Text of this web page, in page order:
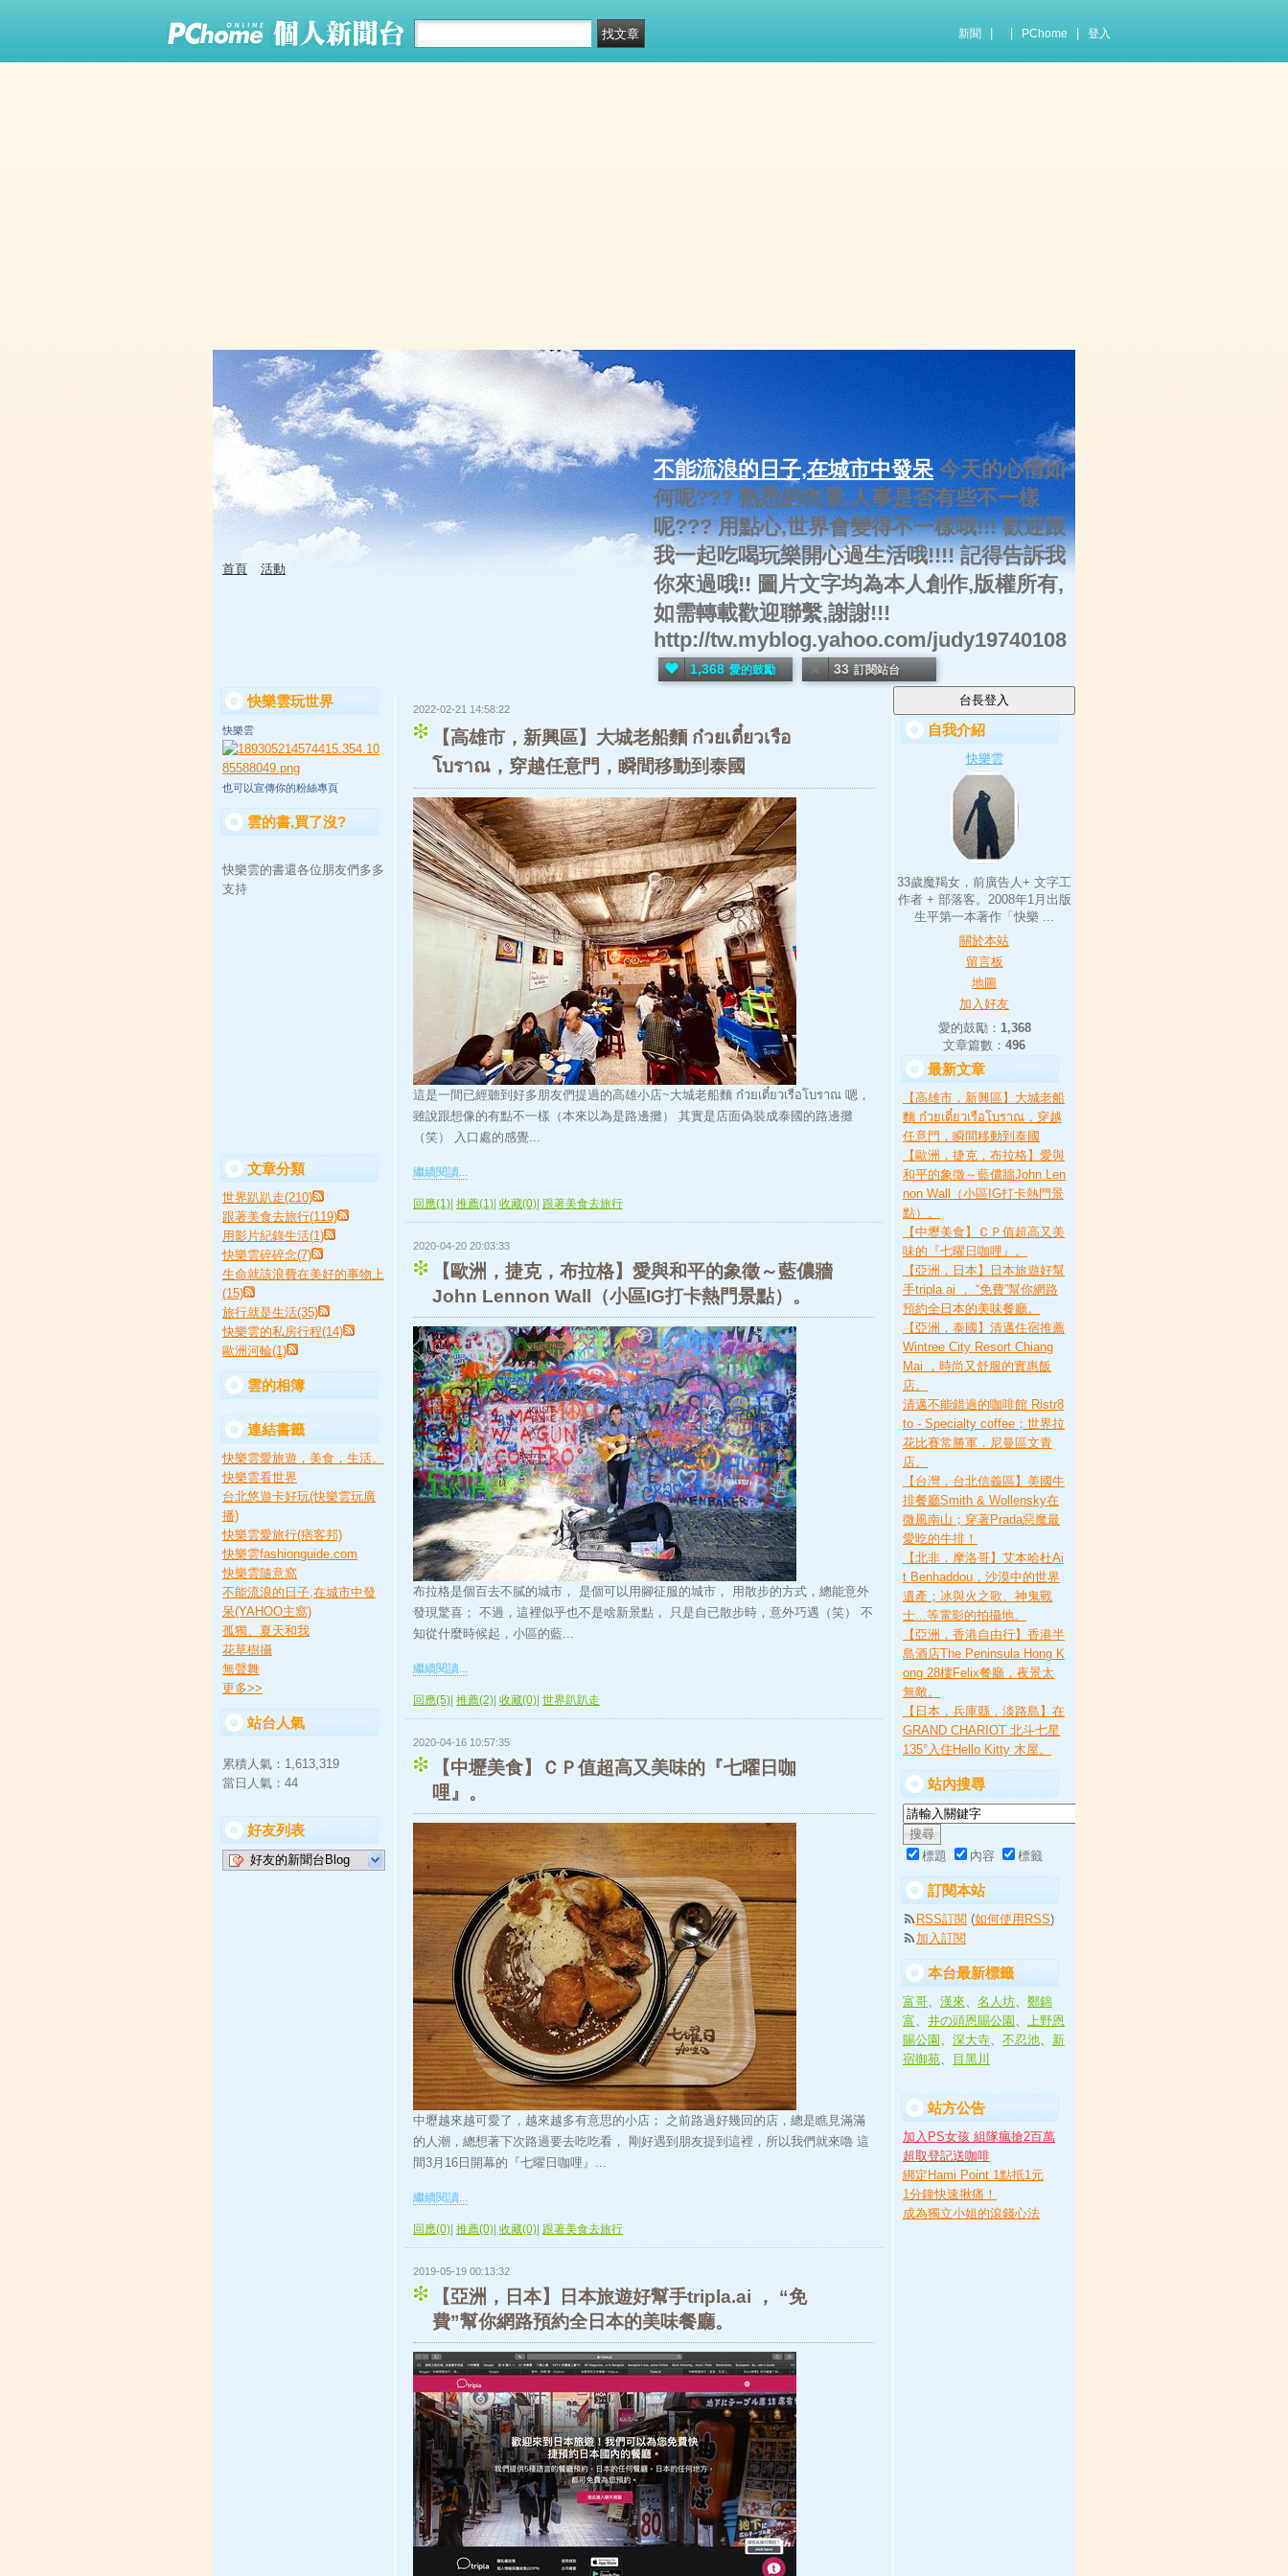
新聞 PChome 登入
不能流浪的日子,在城市中發呆 今天的心情如
何呢??? 熟悉的街景.人事是否有些不一樣
呢??? 用點心,世界會變得不一樣哦!!! 歡迎跟
我一起吃喝玩樂開心過生活哦!!!! 記得告訴我
你來過哦!! 圖片文字均為本人創作,版權所有,
如需轉載歡迎聯繫,謝謝!!!
http://tw.myblog.yahoo.com/judy19740108
1,368 愛的鼓勵 33 訂閱站台
首頁 活動
2022-02-21 14:58:22
【高雄市，新興區】大城老船麵 ก๋วยเตี๋ยวเรือ
โบราณ，穿越任意門，瞬間移動到泰國
這是一間已經聽到好多朋友們提過的高雄小店~大城老船麵 ก๋วยเตี๋ยวเรือโบราณ 嗯，
雖說跟想像的有點不一樣（本來以為是路邊攤） 其實是店面偽裝成泰國的路邊攤
（笑） 入口處的感覺...
繼續閱讀...
回應(1) 推薦(1) 收藏(0) 跟著美食去旅行
2020-04-20 20:03:33
【歐洲，捷克，布拉格】愛與和平的象徵～藍儂牆
John Lennon Wall（小區IG打卡熱門景點）。
布拉格是個百去不膩的城市， 是個可以用腳征服的城市， 用散步的方式，總能意外
發現驚喜； 不過，這裡似乎也不是啥新景點， 只是自已散步時，意外巧遇（笑） 不
知從什麼時候起，小區的藍...
繼續閱讀...
回應(5) 推薦(2) 收藏(0) 世界趴趴走
2020-04-16 10:57:35
【中壢美食】ＣＰ值超高又美味的『七曜日咖
哩』。
中壢越來越可愛了，越來越多有意思的小店； 之前路過好幾回的店，總是瞧見滿滿
的人潮，總想著下次路過要去吃吃看， 剛好遇到朋友提到這裡，所以我們就來嚕 這
間3月16日開幕的『七曜日咖哩』...
繼續閱讀...
回應(0) 推薦(0) 收藏(0) 跟著美食去旅行
2019-05-19 00:13:32
【亞洲，日本】日本旅遊好幫手tripla.ai ， “免
費”幫你網路預約全日本的美味餐廳。
自我介紹
快樂雲
33歲魔羯女，前廣告人+ 文字工
作者 + 部落客。2008年1月出版
生平第一本著作「快樂 ...
關於本站
留言板
地圖
加入好友
愛的鼓勵： 1,368
文章篇數： 496
最新文章
【高雄市，新興區】大城老船
麵 ก๋วยเตี๋ยวเรือโบราณ，穿越
任意門，瞬間移動到泰國
【歐洲，捷克，布拉格】愛與
和平的象徵～藍儂牆John Len
non Wall（小區IG打卡熱門景
點）。
【中壢美食】ＣＰ值超高又美
味的『七曜日咖哩』。
【亞洲，日本】日本旅遊好幫
手tripla.ai ， “免費”幫你網路
預約全日本的美味餐廳。
【亞洲，泰國】清邁住宿推薦
Wintree City Resort Chiang
Mai ，時尚又舒服的實惠飯
店。
清邁不能錯過的咖啡館 Ristr8
to - Specialty coffee；世界拉
花比賽常勝軍．尼曼區文青
店。
【台灣，台北信義區】美國牛
排餐廳Smith & Wollensky在
微風南山；穿著Prada惡魔最
愛吃的牛排！
【北非，摩洛哥】艾本哈杜Ai
t Benhaddou，沙漠中的世界
遺產；冰與火之歌、神鬼戰
士...等電影的拍攝地。
【亞洲，香港自由行】香港半
島酒店The Peninsula Hong K
ong 28樓Felix餐廳，夜景太
無敵。
【日本，兵庫縣，淡路島】在
GRAND CHARIOT 北斗七星
135°入住Hello Kitty 木屋。
站內搜尋
標題 內容 標籤
訂閱本站
RSS訂閱 (如何使用RSS)
加入訂閱
本台最新標籤
富哥、 漢來、 名人坊、 鄭錦
富、 井の頭恩賜公園 、 上野恩
賜公園 、 深大寺、 不忍池、 新
宿御苑、 目黑川
站方公告
加入PS女孩 組隊瘋搶2百萬
超取登記送咖啡
綁定Hami Point 1點抵1元
1分鐘快速揪痛！
成為獨立小姐的滾錢心法
快樂雲玩世界
快樂雲
也可以宣傳你的粉絲專頁
雲的書,買了沒?
快樂雲的書還各位朋友們多多
支持
文章分類
世界趴趴走(210)
跟著美食去旅行(119)
用影片紀錄生活(1)
快樂雲碎碎念(7)
生命就該浪費在美好的事物上
(15)
旅行就是生活(35)
快樂雲的私房行程(14)
歐洲河輪(1)
雲的相簿
連結書籤
快樂雲愛旅遊，美食，生活。
快樂雲看世界
台北悠遊卡好玩(快樂雲玩廣
播)
快樂雲愛旅行(痞客邦)
快樂雲fashionguide.com
快樂雲隨意窩
不能流浪的日子,在城市中發
呆(YAHOO主窩)
孤獨、夏天和我
花草樹攝
無聲舞
更多>>
站台人氣
累積人氣： 1,613,319
當日人氣： 44
好友列表
好友的新聞台Blog